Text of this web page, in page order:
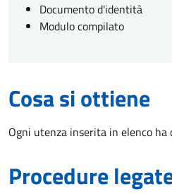
Documento d'identità
Modulo compilato
Cosa si ottiene
Ogni utenza inserita in elenco
Procedure